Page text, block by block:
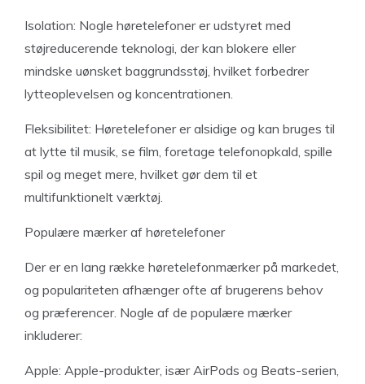
Isolation: Nogle høretelefoner er udstyret med
støjreducerende teknologi, der kan blokere eller
mindske uønsket baggrundsstøj, hvilket forbedrer
lytteoplevelsen og koncentrationen.
Fleksibilitet: Høretelefoner er alsidige og kan bruges til
at lytte til musik, se film, foretage telefonopkald, spille
spil og meget mere, hvilket gør dem til et
multifunktionelt værktøj.
Populære mærker af høretelefoner
Der er en lang række høretelefonmærker på markedet,
og populariteten afhænger ofte af brugerens behov
og præferencer. Nogle af de populære mærker
inkluderer:
Apple: Apple-produkter, især AirPods og Beats-serien,